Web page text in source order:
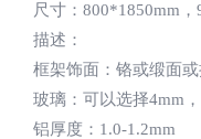
尺寸：800*1850mm
描述：
框架饰面：铬或缎面或
玻璃：可以选择4mm
铝厚度：1.0-1.2mm